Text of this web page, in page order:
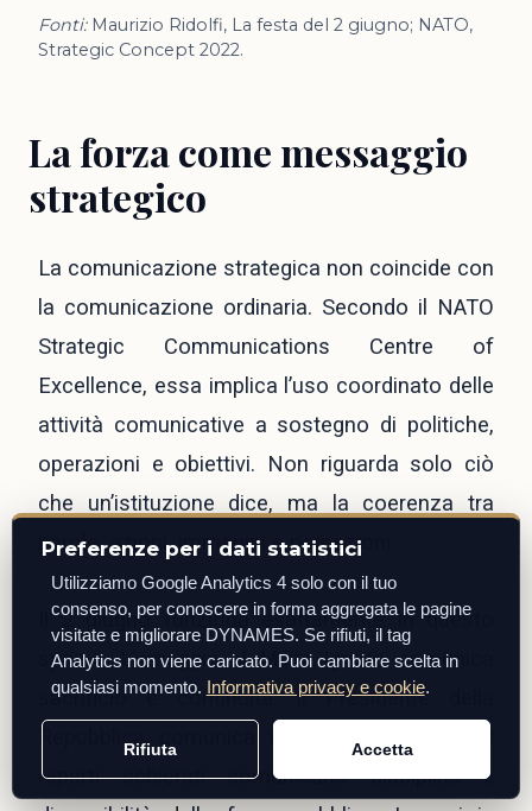
Fonti:Maurizio Ridolfi, La festa del 2 giugno; NATO,
Strategic Concept 2022.
La forza come messaggio
strategico
La comunicazione strategica non coincide con
la comunicazione ordinaria. Secondo il NATO
Strategic Communications Centre of
Excellence, essa implica l’uso coordinato delle
attività comunicative a sostegno di politiche,
operazioni e obiettivi. Non riguarda solo ciò
che un’istituzione dice, ma la coerenza tra
parole, azioni, immagini e percezioni.
Il 2 giugno funziona esattamente in questo
spazio. L’omaggio al Milite Ignoto comunica
sacrificio e continuità. Il Presidente della
reparti schierati comunicano disciplina e
Preferenze per i dati statistici
Utilizziamo Google Analytics 4 solo con il tuo
consenso, per conoscere in forma aggregata le pagine
visitate e migliorare DYNAMES. Se rifiuti, il tag
Analytics non viene caricato. Puoi cambiare scelta in
qualsiasi momento.
Informativa privacy e cookie.
Rifiuta Accetta